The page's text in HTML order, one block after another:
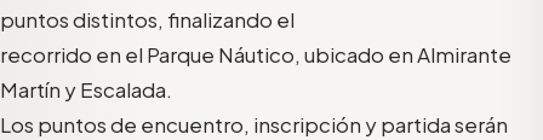
puntos distintos, finalizando el
recorrido en el Parque Náutico, ubicado en Almirante
Martín y Escalada.
Los puntos de encuentro, inscripción y partida serán